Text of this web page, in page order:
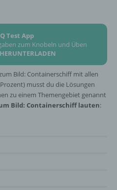
Test App
zum Knobeln und Üben
Bild: Containerschiff mit allen
musst du die Lösungen
zu einem Themengebiet genannt
Bild: Containerschiff lauten: